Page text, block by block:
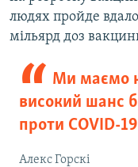
людях пройде
мільярд доз
Ми маємо
високий шанс
проти COVID-19
Алекс Горскі